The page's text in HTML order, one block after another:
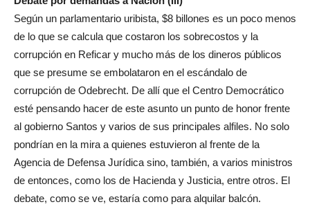
Según un parlamentario uribista, $8 billones es un poco menos
de lo que se calcula que costaron los sobrecostos y la
corrupción en Reficar y mucho más de los dineros públicos
que se presume se embolataron en el escándalo de
corrupción de Odebrecht. De allí que el Centro Democrático
esté pensando hacer de este asunto un punto de honor frente
al gobierno Santos y varios de sus principales alfiles. No solo
pondrían en la mira a quienes estuvieron al frente de la
Agencia de Defensa Jurídica sino, también, a varios ministros
de entonces, como los de Hacienda y Justicia, entre otros. El
debate, como se ve, estaría como para alquilar balcón.